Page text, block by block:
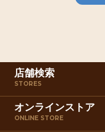
店舗検索
STORES
オンラインストア
ONLINE STORE